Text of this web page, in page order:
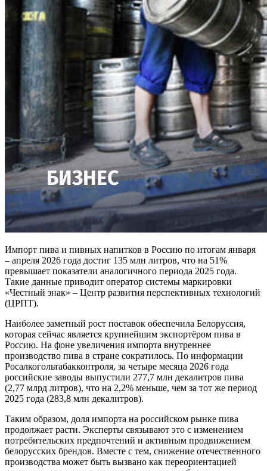
Импорт пива и пивных напитков в Россию по итогам января
– апреля 2026 года достиг 135 млн литров, что на 51%
превышает показатели аналогичного периода 2025 года.
Такие данные приводит оператор системы маркировки
«Честный знак» – Центр развития перспективных технологий
(ЦРПТ).
Наиболее заметный рост поставок обеспечила Белоруссия,
которая сейчас является крупнейшим экспортёром пива в
Россию. На фоне увеличения импорта внутреннее
производство пива в стране сократилось. По информации
Росалкогольтабакконтроля, за четыре месяца 2026 года
российские заводы выпустили 277,7 млн декалитров пива
(2,77 млрд литров), что на 2,2% меньше, чем за тот же период
2025 года (283,8 млн декалитров).
Таким образом, доля импорта на российском рынке пива
продолжает расти. Эксперты связывают это с изменением
потребительских предпочтений и активным продвижением
белорусских брендов. Вместе с тем, снижение отечественного
производства может быть вызвано как переориентацией